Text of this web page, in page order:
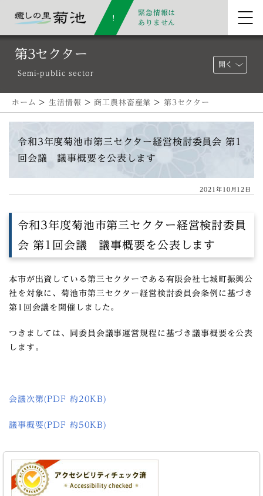
緊急情報は
ありません
第3セクター
Semi-public sector
開く
ホーム >生活情報 >商工農林畜産業 > 第3セクター
令和3年度菊池市第三セクター経営検討委員会 第1
回会議 議事概要を公表します
2021年10月12日
令和3年度菊池市第三セクター経営検討委員
会 第1回会議 議事概要を公表します
本市が出資している第三セクターである有限会社七城町振興公
社を対象に、菊池市第三セクター経営検討委員会条例に基づき
第1回会議を開催しました。
つきましては、同委員会議事運営規程に基づき議事概要を公表
します。
会議次第(PDF 約20KB)
議事概要(PDF 約50KB)